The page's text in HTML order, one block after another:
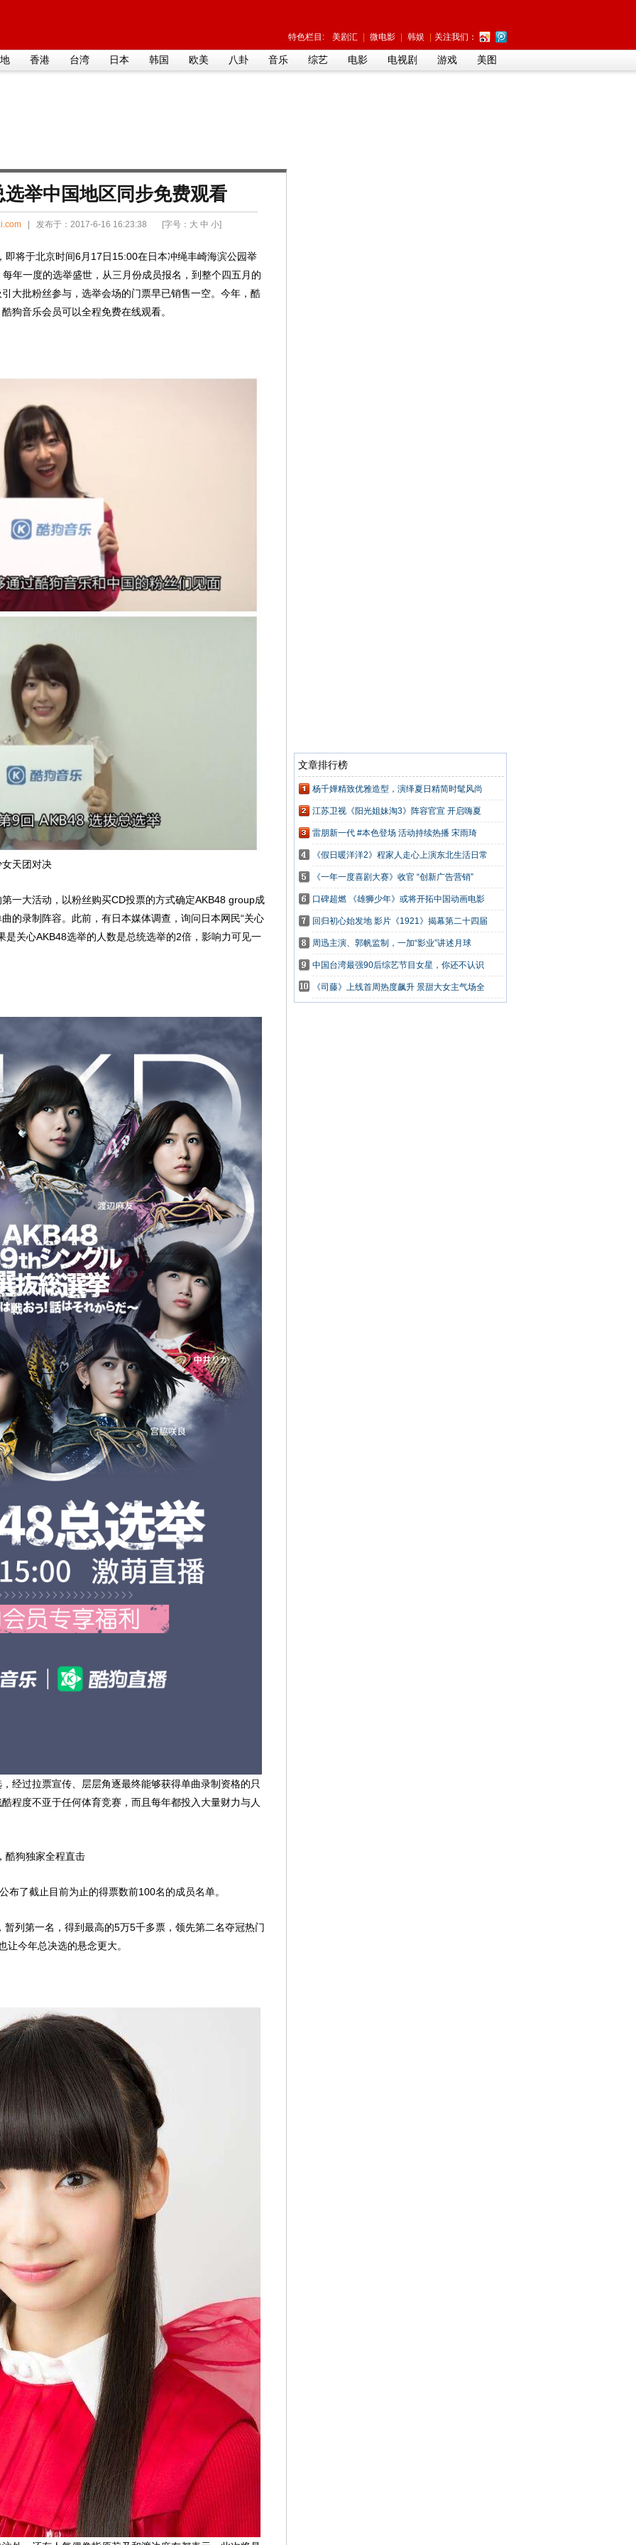
特色栏目: 美剧汇 微电影 韩娱 关注我们：
香港 台湾 日本 韩国 欧美 八卦 音乐 综艺 电影 电视剧 游戏 美图
举中国地区同步免费观看
| 发布于：2017-6-16 16:23:38 [字号： 大 中 小]
于北京时间6月17日15:00在日本冲绳丰崎海滨公园举
年一度的选举盛世，从三月份成员报名，到整个四五月的
大批粉丝参与，选举会场的门票早已销售一空。今年，酷
狗音乐会员可以全程免费在线观看。
天团对决
大活动，以粉丝购买CD投票的方式确定AKB48 group成
的录制阵容。此前，有日本媒体调查，询问日本网民“关心
是关心AKB48选举的人数是总统选举的2倍，影响力可见一
过拉票宣传、层层角逐最终能够获得单曲录制资格的只
程度不亚于任何体育竞赛，而且每年都投入大量财力与人
狗独家全程直击
截止目前为止的得票数前100名的成员名单。
第一名，得到最高的5万5千多票，领先第二名夺冠热门
今年总决选的悬念更大。